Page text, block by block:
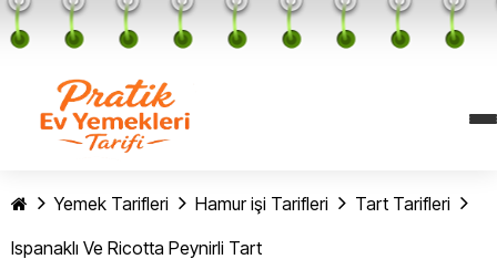
Yemek Tarifleri Hamur işi Tarifleri
Tart Tarifleri
Ispanaklı Ve Ricotta Peynirli Tart